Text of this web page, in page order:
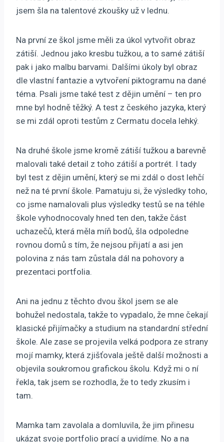
jsem šla na talentové zkoušky už v lednu.
Na první ze škol jsme měli za úkol vytvořit obraz
zátiší. Jednou jako kresbu tužkou, a to samé zátiší
pak i jako malbu barvami. Dalšími úkoly byl obraz
dle vlastní fantazie a vytvoření piktogramu na dané
téma. Psali jsme také test z dějin umění – ten pro
mne byl hodně těžký. A test z českého jazyka, který
se mi zdál oproti testům z Cermatu docela lehký.
Na druhé škole jsme kromě zátiší tužkou a barevně
malovali také detail z toho zátiší a portrét. I tady
byl test z dějin umění, který se mi zdál o dost lehčí
než na té první škole. Pamatuju si, že výsledky toho,
co jsme namalovali plus výsledky testů se na téhle
škole vyhodnocovaly hned ten den, takže část
uchazečů, která měla míň bodů, šla odpoledne
rovnou domů s tím, že nejsou přijatí a asi jen
polovina z nás tam zůstala dál na pohovory a
prezentaci portfolia.
Ani na jednu z těchto dvou škol jsem se ale
bohužel nedostala, takže to vypadalo, že mne čekají
klasické přijímačky a studium na standardní střední
škole. Ale zase se projevila velká podpora ze strany
mojí mamky, která zjišťovala ještě další možnosti a
objevila soukromou grafickou školu. Když mi o ní
řekla, tak jsem se rozhodla, že to tedy zkusím i
tam.
Mamka tam zavolala a domluvila, že jim přinesu
ukázat svoje portfolio prací a uvidíme. No a na